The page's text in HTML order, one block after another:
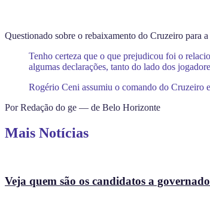
Questionado sobre o rebaixamento do Cruzeiro para
Tenho certeza que o que prejudicou foi o
algumas declarações, tanto do lado dos
Rogério Ceni assumiu o comando do Cruzeiro
Por Redação do ge — de Belo Horizonte
Mais Notícias
Veja quem são os candidatos a